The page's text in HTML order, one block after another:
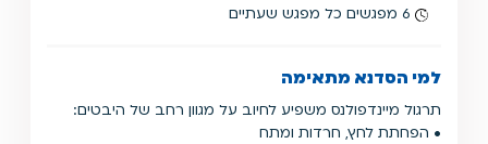
6 מפגשים כל מפגש שעתיים
למי הסדנא מתאימה
תרגול מיינדפולנס משפיע לחיוב על מגוון רחב של היבטים:
• הפחתת לחץ, חרדות ומתח